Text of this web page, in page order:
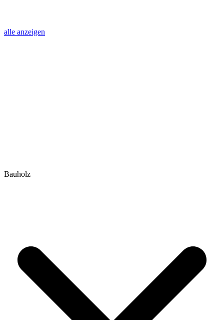
alle anzeigen
Bauholz